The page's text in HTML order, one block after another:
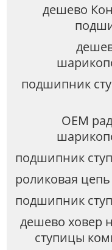
дешево
подшипник
OEM
подшипник
роликовая
подшипник
дешево ховер
ступицы